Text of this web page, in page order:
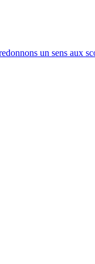
un sens aux